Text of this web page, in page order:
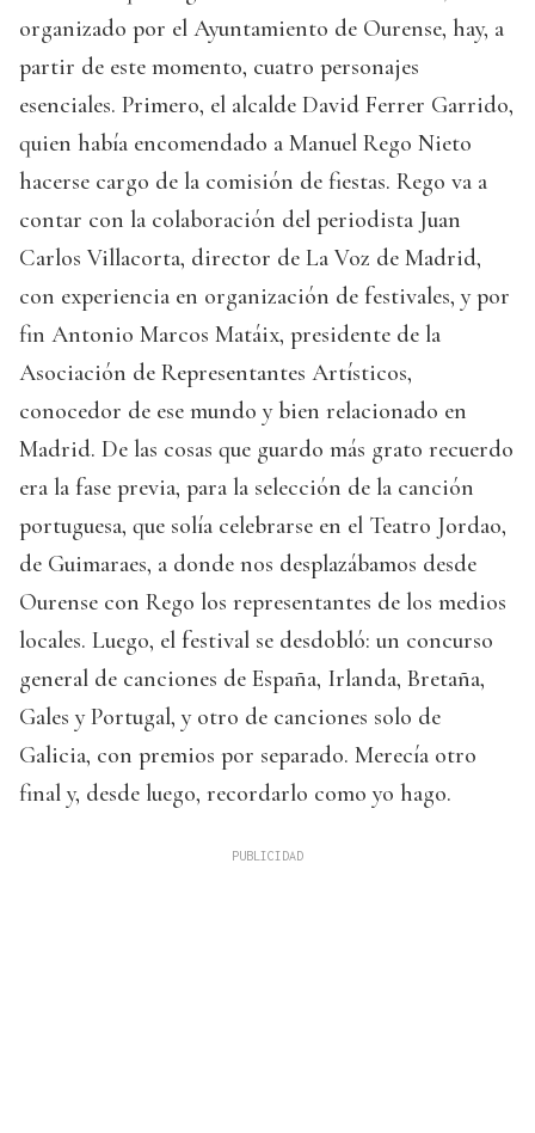
organizado por el Ayuntamiento de Ourense, hay, a
partir de este momento, cuatro personajes
esenciales. Primero, el alcalde David Ferrer Garrido,
quien había encomendado a Manuel Rego Nieto
hacerse cargo de la comisión de fiestas. Rego va a
contar con la colaboración del periodista Juan
Carlos Villacorta, director de La Voz de Madrid,
con experiencia en organización de festivales, y por
fin Antonio Marcos Matáix, presidente de la
Asociación de Representantes Artísticos,
conocedor de ese mundo y bien relacionado en
Madrid. De las cosas que guardo más grato recuerdo
era la fase previa, para la selección de la canción
portuguesa, que solía celebrarse en el Teatro Jordao,
de Guimaraes, a donde nos desplazábamos desde
Ourense con Rego los representantes de los medios
locales. Luego, el festival se desdobló: un concurso
general de canciones de España, Irlanda, Bretaña,
Gales y Portugal, y otro de canciones solo de
Galicia, con premios por separado. Merecía otro
final y, desde luego, recordarlo como yo hago.